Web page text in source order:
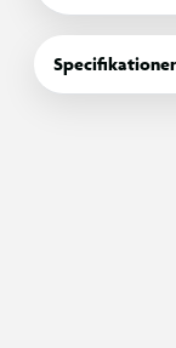
kombinerer
selv.
Specifikationer